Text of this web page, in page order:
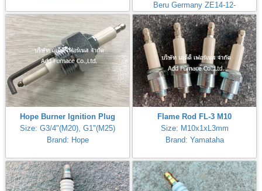
Beru Germany ZE14-12-
Hope Burner Ignition Plug
Size: G3/4"(M20), G1"(M25)
Brand: Hope
Flame Rod FL-3 M10
Size: M10x1xL3mm
Brand: Yamataha